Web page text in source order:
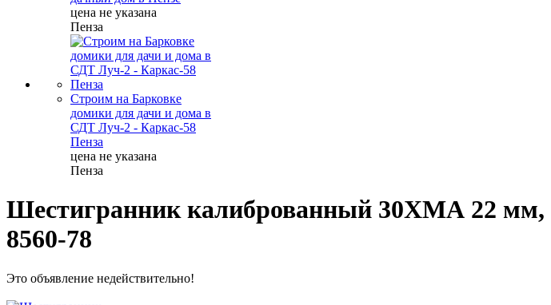
цена не указана
Пенза
Строим на Барковке
домики для дачи и дома в
СДТ Луч-2 - Каркас-58
Пенза
цена не указана
Пенза
Шестигранник калиброванный 30ХМА 22
8560-78
Это объявление недействительно!